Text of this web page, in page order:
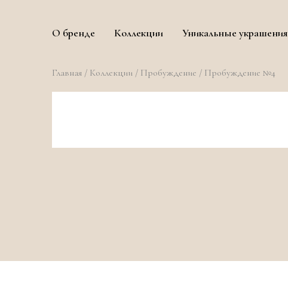
О бренде Коллекции Уникальные украшения
Главная / Коллекции / Пробуждение / Пробуждение №4